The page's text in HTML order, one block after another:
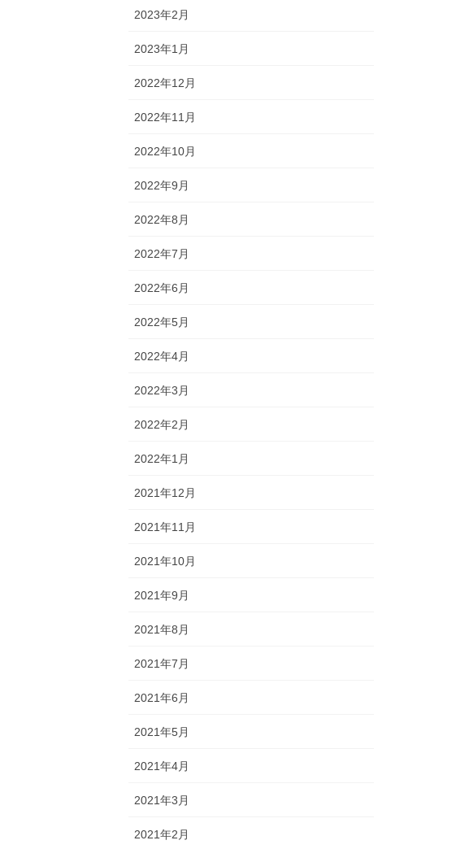
2023年2月
2023年1月
2022年12月
2022年11月
2022年10月
2022年9月
2022年8月
2022年7月
2022年6月
2022年5月
2022年4月
2022年3月
2022年2月
2022年1月
2021年12月
2021年11月
2021年10月
2021年9月
2021年8月
2021年7月
2021年6月
2021年5月
2021年4月
2021年3月
2021年2月